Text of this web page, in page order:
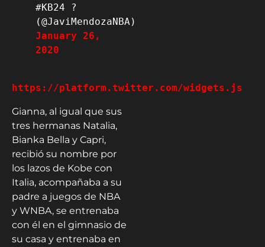
#KB24 ?
January 26,
2020
https://platform.twitter.com/widgets.js
Gianna, al igual que sus
tres hermanas Natalia,
Bianka Bella y Capri,
recibió su nombre por
los lazos de Kobe con
Italia, acompañaba a su
padre a juegos de NBA
y WNBA, se entrenaba
con él en el gimnasio de
su casa y entrenaba en